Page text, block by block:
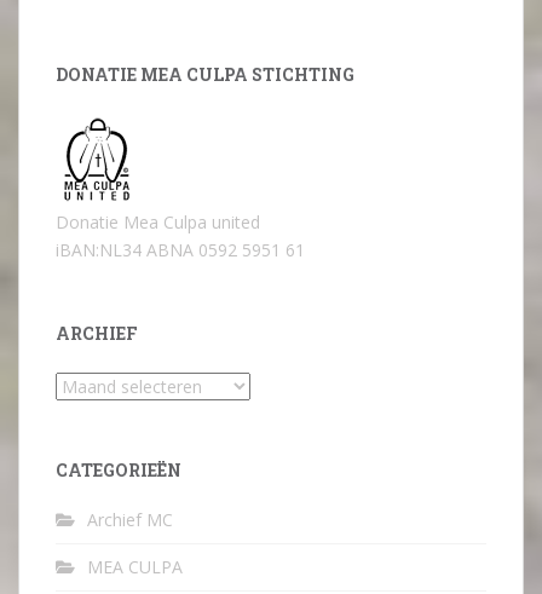
DONATIE MEA CULPA STICHTING
Donatie Mea Culpa united
iBAN:NL34 ABNA 0592 5951 61
ARCHIEF
Archief
CATEGORIEËN
Archief MC
MEA CULPA